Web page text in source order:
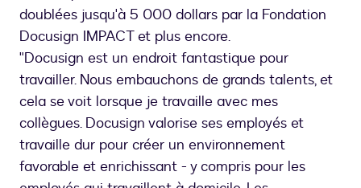
doublées jusqu'à 5 000 dollars par la Fondation
Docusign IMPACT et plus encore.
"Docusign est un endroit fantastique pour
travailler. Nous embauchons de grands talents, et
cela se voit lorsque je travaille avec mes
collègues. Docusign valorise ses employés et
travaille dur pour créer un environnement
favorable et enrichissant - y compris pour les